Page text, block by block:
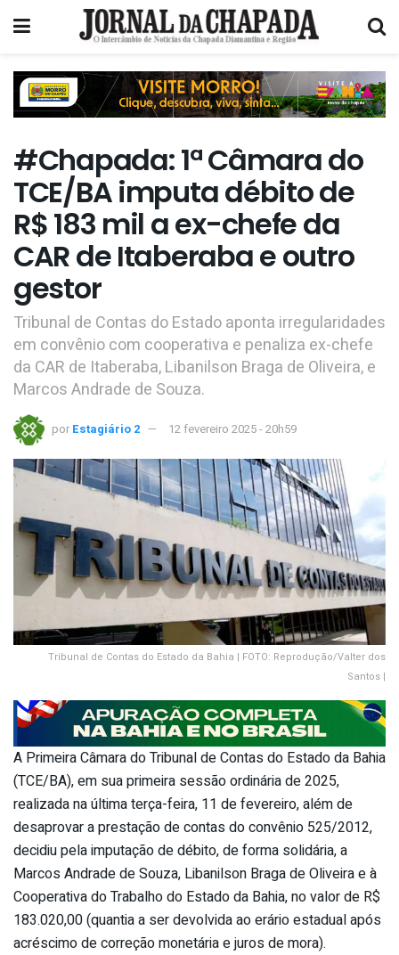
#Chapada: 1ª Câmara do
TCE/BA imputa débito de
R$ 183 mil a ex-chefe da
CAR de Itaberaba e outro
gestor
Tribunal de Contas do Estado aponta irregularidades
em convênio com cooperativa e penaliza ex-chefe
da CAR de Itaberaba, Libanilson Braga de Oliveira, e
Marcos Andrade de Souza.
por Estagiário 2 12 fevereiro 2025 - 20h59
Tribunal de Contas do Estado da Bahia | FOTO: Reprodução/Valter dos
Santos |
A Primeira Câmara do Tribunal de Contas do Estado da Bahia
(TCE/BA), em sua primeira sessão ordinária de 2025,
realizada na última terça-feira, 11 de fevereiro, além de
desaprovar a prestação de contas do convênio 525/2012,
decidiu pela imputação de débito, de forma solidária, a
Marcos Andrade de Souza, Libanilson Braga de Oliveira e à
Cooperativa do Trabalho do Estado da Bahia, no valor de R$
183.020,00 (quantia a ser devolvida ao erário estadual após
acréscimo de correção monetária e juros de mora).